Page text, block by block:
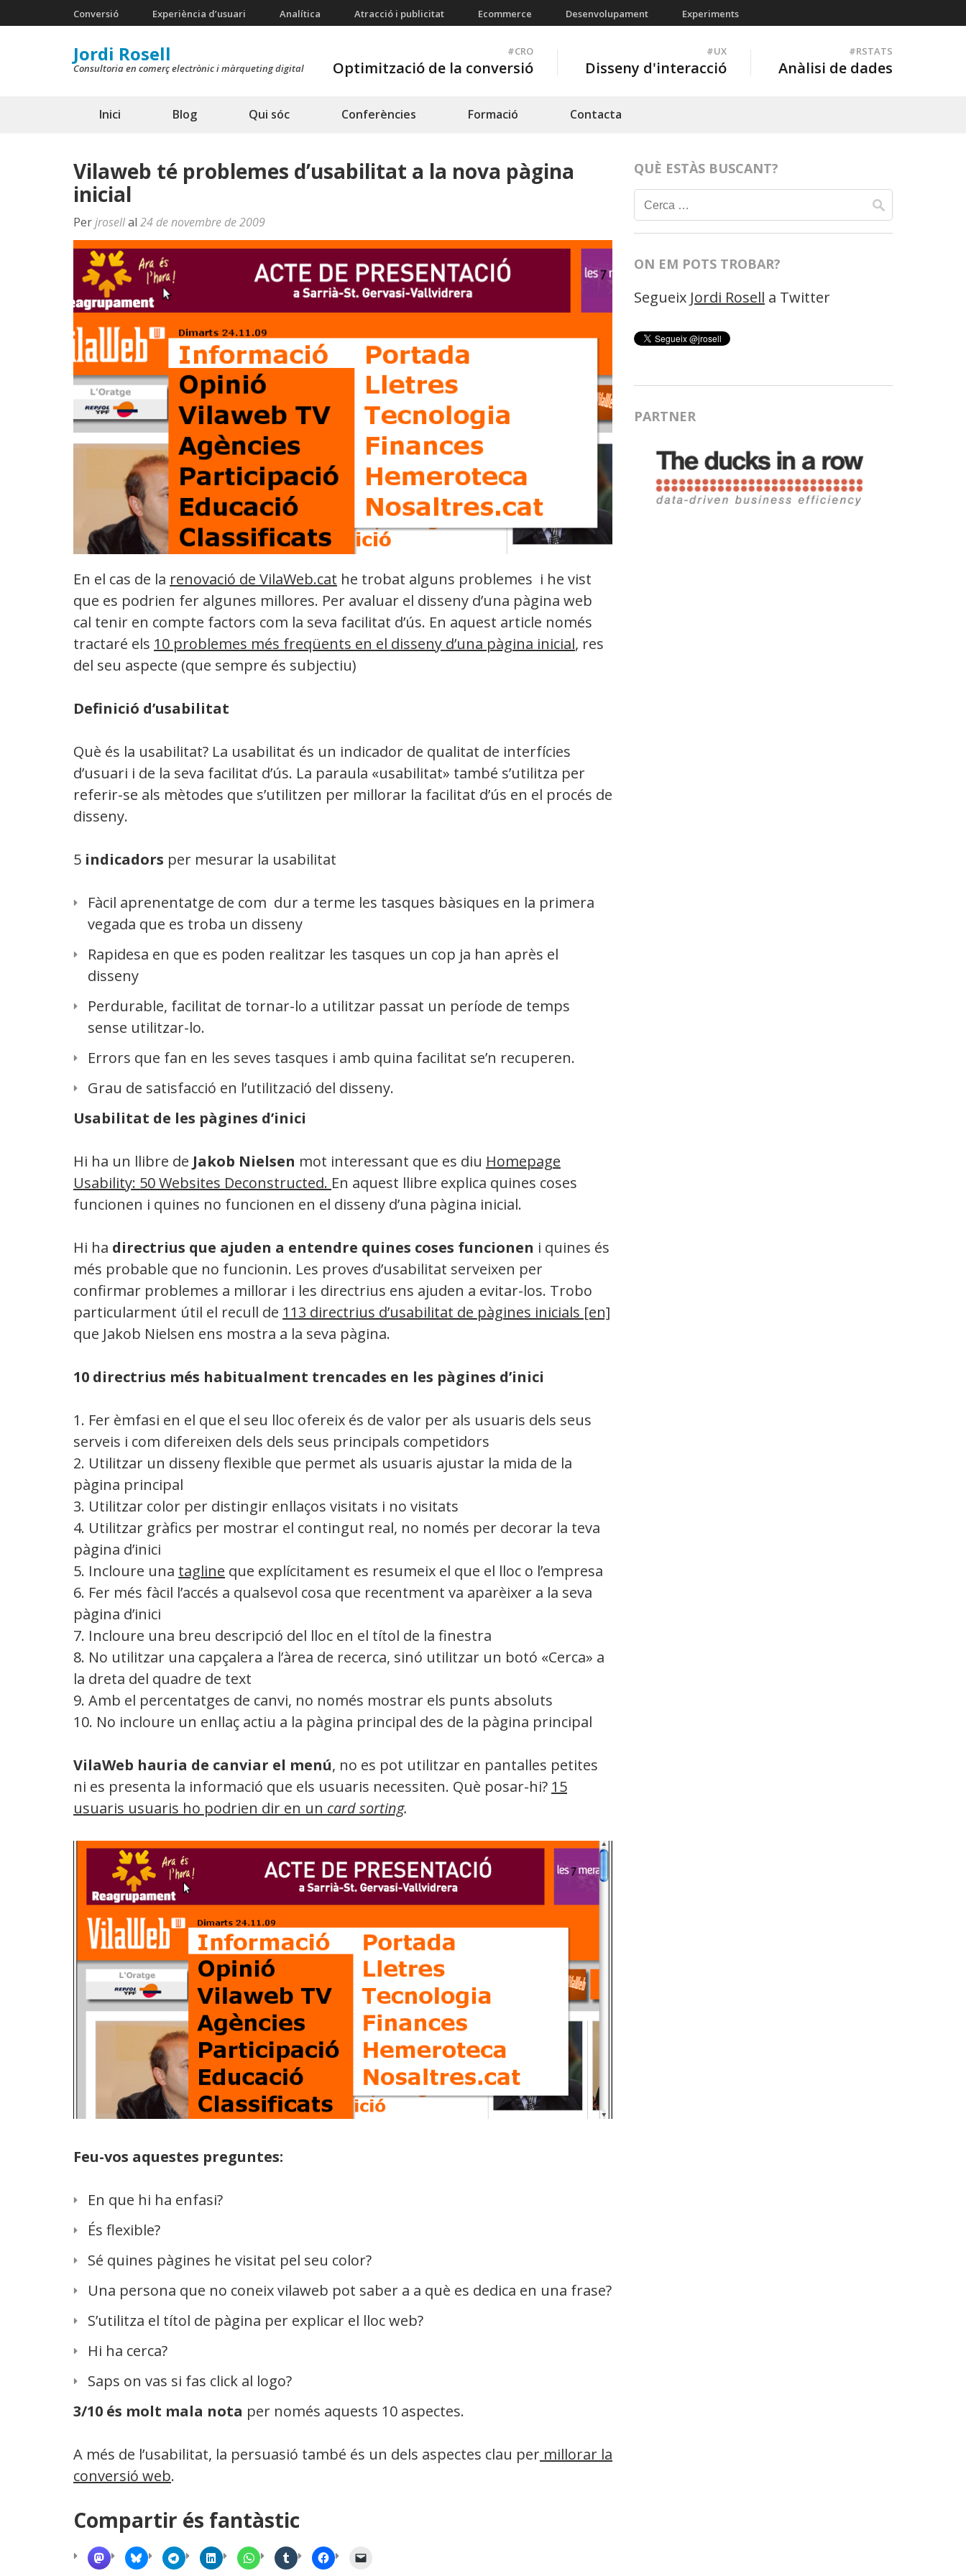
to
Conversió Experiència d’usuari Analítica Atracció i publicitat Ecommerce Desenvolupament Experiments
Jordi Rosell
Consultoria en comerç electrònic i màrqueting digital
#CRO
Optimització de la conversió
#UX
Disseny d'interacció
#RSTATS
Anàlisi de dades
Inici Blog Qui sóc Conferències Formació Contacta
Vilaweb té problemes d’usabilitat a la nova pàgina
inicial
Perjrosellal 24 de novembre de 2009
En el cas de la renovació de VilaWeb.cat he trobat alguns problemes i he vist
que es podrien fer algunes millores. Per avaluar el disseny d’una pàgina web
cal tenir en compte factors com la seva facilitat d’ús. En aquest article només
tractaré els 10 problemes més freqüents en el disseny d’una pàgina inicial, res
del seu aspecte (que sempre és subjectiu)
Definició d’usabilitat
Què és la usabilitat? La usabilitat és un indicador de qualitat de interfícies
d’usuari i de la seva facilitat d’ús. La paraula «usabilitat» també s’utilitza per
referir-se als mètodes que s’utilitzen per millorar la facilitat d’ús en el procés de
disseny.
5 indicadors per mesurar la usabilitat
Fàcil aprenentatge de com dur a terme les tasques bàsiques en la primera
vegada que es troba un disseny
Rapidesa en que es poden realitzar les tasques un cop ja han après el
disseny
Perdurable, facilitat de tornar-lo a utilitzar passat un període de temps
sense utilitzar-lo.
Errors que fan en les seves tasques i amb quina facilitat se’n recuperen.
Grau de satisfacció en l’utilització del disseny.
Usabilitat de les pàgines d’inici
Hi ha un llibre de Jakob Nielsen mot interessant que es diu Homepage
Usability: 50 Websites Deconstructed. En aquest llibre explica quines coses
funcionen i quines no funcionen en el disseny d’una pàgina inicial.
Hi ha directrius que ajuden a entendre quines coses funcionen i quines és
més probable que no funcionin. Les proves d’usabilitat serveixen per
confirmar problemes a millorar i les directrius ens ajuden a evitar-los. Trobo
particularment útil el recull de 113 directrius d’usabilitat de pàgines inicials [en]
que Jakob Nielsen ens mostra a la seva pàgina.
10 directrius més habitualment trencades en les pàgines d’inici
1. Fer èmfasi en el que el seu lloc ofereix és de valor per als usuaris dels seus
serveis i com difereixen dels dels seus principals competidors
2. Utilitzar un disseny flexible que permet als usuaris ajustar la mida de la
pàgina principal
3. Utilitzar color per distingir enllaços visitats i no visitats
4. Utilitzar gràfics per mostrar el contingut real, no només per decorar la teva
pàgina d’inici
5. Incloure una tagline que explícitament es resumeix el que el lloc o l’empresa
6. Fer més fàcil l’accés a qualsevol cosa que recentment va aparèixer a la seva
pàgina d’inici
7. Incloure una breu descripció del lloc en el títol de la finestra
8. No utilitzar una capçalera a l’àrea de recerca, sinó utilitzar un botó «Cerca» a
la dreta del quadre de text
9. Amb el percentatges de canvi, no només mostrar els punts absoluts
10. No incloure un enllaç actiu a la pàgina principal des de la pàgina principal
VilaWeb hauria de canviar el menú, no es pot utilitzar en pantalles petites
ni es presenta la informació que els usuaris necessiten. Què posar-hi? 15
usuaris usuaris ho podrien dir en un card sorting.
Feu-vos aquestes preguntes:
En que hi ha enfasi?
És flexible?
Sé quines pàgines he visitat pel seu color?
Una persona que no coneix vilaweb pot saber a a què es dedica en una frase?
S’utilitza el títol de pàgina per explicar el lloc web?
Hi ha cerca?
Saps on vas si fas click al logo?
3/10 és molt mala nota per només aquests 10 aspectes.
A més de l’usabilitat, la persuasió també és un dels aspectes clau per millorar la
conversió web.
Compartir és fantàstic
QUÈ ESTÀS BUSCANT?
Cerca:
ON EM POTS TROBAR?
Segueix Jordi Rosell a Twitter
PARTNER